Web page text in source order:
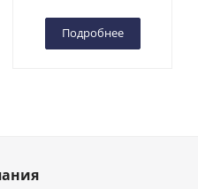
Подробнее